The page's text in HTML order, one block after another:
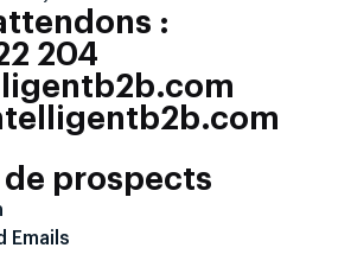
:
204
prospects
Emails